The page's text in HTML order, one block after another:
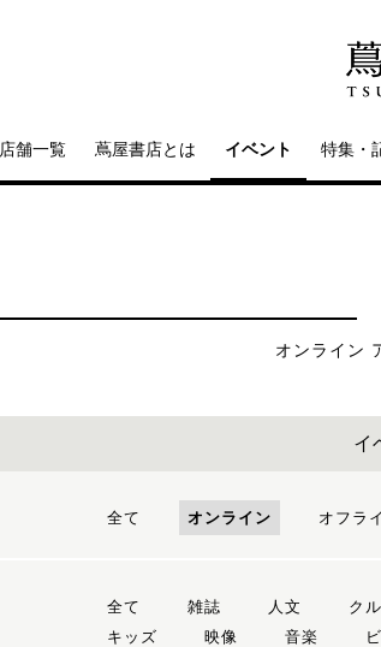
店舗一覧 蔦屋書店とは イベント 特集・
オンライン
イ
全て オンライン オフラ
全て 雑誌 人文 ク
キッズ
映像 音楽